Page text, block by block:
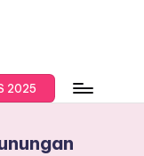
2025